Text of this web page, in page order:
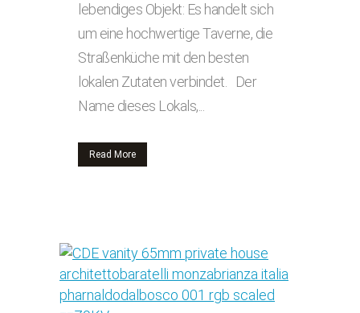
lebendiges Objekt: Es handelt sich
um eine hochwertige Taverne, die
Straßenküche mit den besten
lokalen Zutaten verbindet. Der
Name dieses Lokals,...
Read More